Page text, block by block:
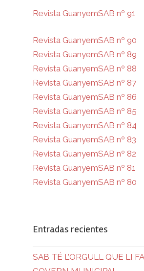
Revista GuanyemSAB nº 91
Revista GuanyemSAB nº 90
Revista GuanyemSAB nº 89
Revista GuanyemSAB nº 88
Revista GuanyemSAB nº 87
Revista GuanyemSAB nº 86
Revista GuanyemSAB nº 85
Revista GuanyemSAB nº 84
Revista GuanyemSAB nº 83
Revista GuanyemSAB nº 82
Revista GuanyemSAB nº 81
Revista GuanyemSAB nº 80
Entradas recientes
SAB TÉ L’ORGULL QUE LI